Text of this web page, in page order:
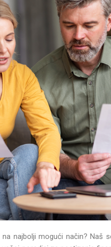
najbolji mogući način? Naš